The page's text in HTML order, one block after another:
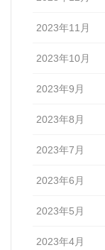
2023年11月
2023年10月
2023年9月
2023年8月
2023年7月
2023年6月
2023年5月
2023年4月